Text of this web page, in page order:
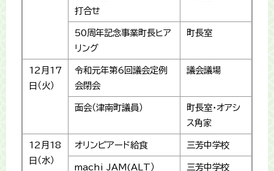
打合せ
50周年記念事業町長ヒア
リング
町長室
12月17
日（火）
令和元年第6回議会定例
会閉会
議会議場
面会（津南町議員）
町長室・オアシ
ス角家
12月18
日（水）
オリンピアード給食 三芳中学校
machi JAM(ALT） 三芳中学校